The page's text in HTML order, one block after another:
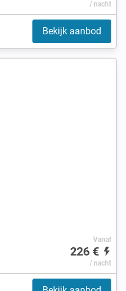
/ nacht
Bekijk aanbod
Vanaf
226 €
/ nacht